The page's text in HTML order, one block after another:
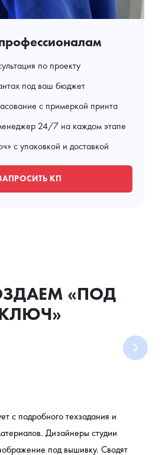
по проекту
под ваш бюджет
с примеркой принта
24/7 на каждом этапе
с упаковкой и доставкой
КП
«ПОД
с подробного техзадания и
Дизайнеры студии
под вышивку. Сводят